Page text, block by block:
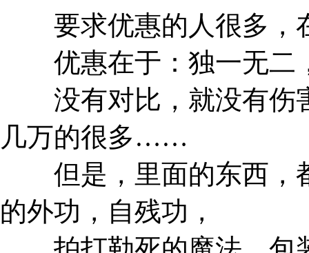
要求优惠的人很多，
优惠在于：独一无二
没有对比，就没有伤
几万的很多……
但是，里面的东西，
的外功，自残功，